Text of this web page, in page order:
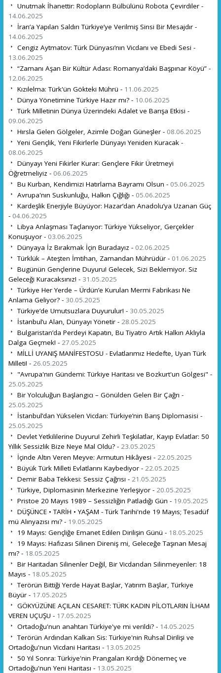
Unutmak İhanettir: Rodopların Bülbülünü Robota Çevirdiler -
14.06.2025
İran’a Yapılan Saldırı Türkiye’ye Verilmiş Sinsi Bir Mesajdır -
14.06.2025
Cengiz Aytmatov: Türk Dünyası’nın Vicdanı ve Ebedi Sesi -
13.06.2025
“Zamanı Aşan Bir Kültür Adası: Romanya’daki Başpınar Köyü” -
12.06.2025
Kızılelma: Türk'ün Gökteki Mührü - 11.06.2025
Dünya Yönetimine Türkiye Hazır mı? - 10.06.2025
Türk Milletinin Dünya Üzerindeki Adalet ve Barışa Etkisi -
09.06.2025
Hırsla Gelen Gölgeler, Azimle Doğan Güneşler - 08.06.2025
Yeni Gençlik, Yeni Fikirlerle Dünyayı Yeniden Kuracak -
08.06.2025
Dünyayı Yeni Fikirler Kurar: Gençlere Fikir Üretmeyi
Öğretmeliyiz - 06.06.2025
Bu Kurban, Kendimizi Hatırlama Bayramı Olsun - 05.06.2025
Avrupa'nın Suskunluğu, Halkın Çığlığı - 05.06.2025
Kardeşlik Enerjiyle Büyüyor: Hazar’dan Anadolu’ya Uzanan Güç
- 04.06.2025
Libya Anlaşması Taçlanıyor: Türkiye Yükseliyor, Gerçekler
Konuşuyor - 03.06.2025
Dünyaya İz Bırakmak İçin Buradayız - 02.06.2025
Türklük – Ateşten İmtihan, Zamandan Mührüdür - 01.06.2025
Bugünün Gençlerine Duyuru! Gelecek, Sizi Beklemiyor. Siz
Geleceği Kuracaksınız! - 31.05.2025
Türkiye Her Yerde – Ürdün’e Kurulan Mermi Fabrikası Ne
Anlama Geliyor? - 30.05.2025
Türkiye’de Umutsuzlara Duyurulur! - 30.05.2025
İstanbul’u Alan, Dünyayı Yönetir - 28.05.2025
Bulgaristan’da Perdeyi Kapatın, Bu Tiyatro Artık Halkın Aklıyla
Dalga Geçmek! - 27.05.2025
MİLLİ UYANIŞ MANİFESTOSU - Evlatlarımız Hedefte, Uyan Türk
Milleti! - 26.05.2025
"Avrupa'nın Gündemi: Türkiye Haritası ve Bozkurt'un Gölgesi" -
25.05.2025
Bir Yolculuğun Başlangıcı – Gönülden Gelen Bir Çağrı -
25.05.2025
İstanbul’dan Yükselen Vicdan: Türkiye’nin Barış Diplomasisi -
25.05.2025
Devlet Yetkililerine Duyuru! Zehirli Teşkilatlar, Kayıp Evlatlar: 50
Yıllık Sessizlik Bize Neye Mal Oldu? - 23.05.2025
İçinde Altın Veren Meyve: Armutun Hikâyesi - 22.05.2025
Büyük Türk Milleti Evlatlarını Kaybediyor - 22.05.2025
Demir Baba Tekkesi: Sessiz Çağrısı - 21.05.2025
Türkiye, Diplomasinin Merkezine Yerleşiyor - 20.05.2025
Pristoe 20 Mayıs 1989 – Sessizliğin Patladığı Gün - 19.05.2025
DÜŞÜNCE • TARİH • YAŞAM - Türk Tarihi'nde 19 Mayıs; Tesadüf
mü Alınyazısı mı? - 19.05.2025
19 Mayıs: Gençliğe Emanet Edilen Dirilişin Günü - 18.05.2025
19 Mayıs: Hafızası Silinen Direniş mi, Geleceğe Taşınan Mesaj
mı? - 18.05.2025
Bir Haritadan Silinenler Değil, Bir Vicdandan Silinmeyenler: 18
Mayıs - 18.05.2025
Terörün Bittiği Yerde Hayat Başlar, Yatırım Başlar, Türkiye
Büyür - 17.05.2025
GÖKYÜZÜNE AÇILAN CESARET: TÜRK KADIN PİLOTLARIN İLHAM
VEREN UÇUŞU - 17.05.2025
Ortadoğu'nun anahtarı Türkiye'ye mi verildi? - 14.05.2025
Terörün Ardından Kalkan Sis: Türkiye'nin Ruhsal Dirilişi ve
Ortadoğu'nun Vicdani Haritası - 13.05.2025
50 Yıl Sonra: Türkiye'nin Prangaları Kırdığı Dönemeç ve
Ortadoğu'nun Yeni Haritası - 13.05.2025